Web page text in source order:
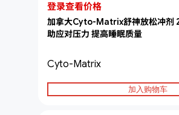
登录查看价格
加拿大Cyto-Matrix舒神放松冲剂
助应对压力 提高睡眠质量
Cyto-Matrix
加入购物车